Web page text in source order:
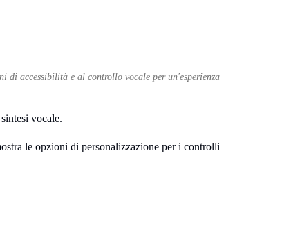
di accessibilità e al controllo vocale per un'esperienza
vocale.